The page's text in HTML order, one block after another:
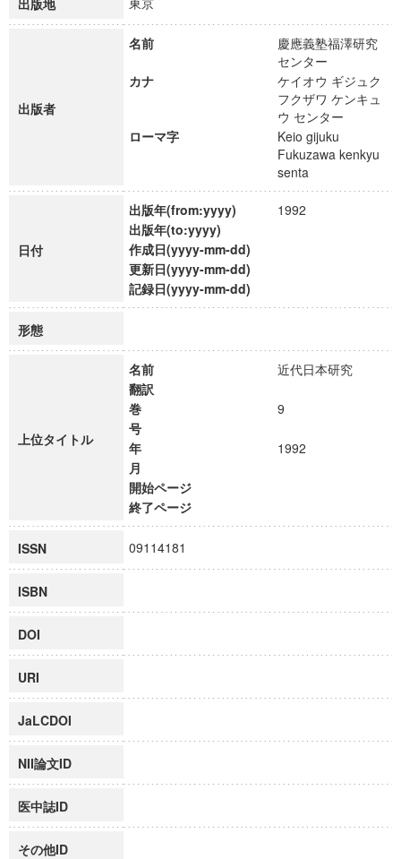
出版地
出版者
名前
慶應義塾福澤研究
センター
カナ
ケイオウ ギジュク
フクザワ ケンキュ
ウ センター
ローマ字
Keio gijuku
Fukuzawa kenkyu
senta
日付
出版年(from:yyyy)
1992
出版年(to:yyyy)
作成日(yyyy-mm-dd)
更新日(yyyy-mm-dd)
記録日(yyyy-mm-dd)
形態
上位タイトル
名前
近代日本研究
翻訳
巻
9
号
年
1992
月
開始ページ
終了ページ
ISSN 09114181
ISBN
DOI
URI
JaLCDOI
NII論文ID
医中誌ID
その他ID